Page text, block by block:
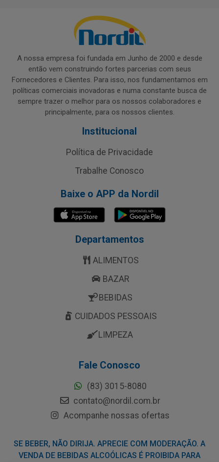
A nossa empresa foi fundada em Junho de 2000 e desde
então vem construindo fortes parcerias com seus
Fornecedores e Clientes. Para isso, nos fundamentamos em
políticas comerciais inovadoras e numa constante busca de
sempre trazer o melhor para os nossos colaboradores e
principalmente, para os nossos clientes.
Institucional
Política de Privacidade
Trabalhe Conosco
Baixe o APP da Nordil
Departamentos
ALIMENTOS
BAZAR
BEBIDAS
CUIDADOS PESSOAIS
LIMPEZA
Fale Conosco
(83) 3015-8080
contato@nordil.com.br
Acompanhe nossas ofertas
SE BEBER, NÃO DIRIJA. APRECIE COM MODERAÇÃO. A
VENDA DE BEBIDAS ALCOÓLICAS É PROIBIDA PARA